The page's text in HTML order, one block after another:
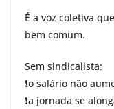
É a voz coletiva
bem comum.
Sem sindicalista:
❗️o salário não
❗️a jornada se